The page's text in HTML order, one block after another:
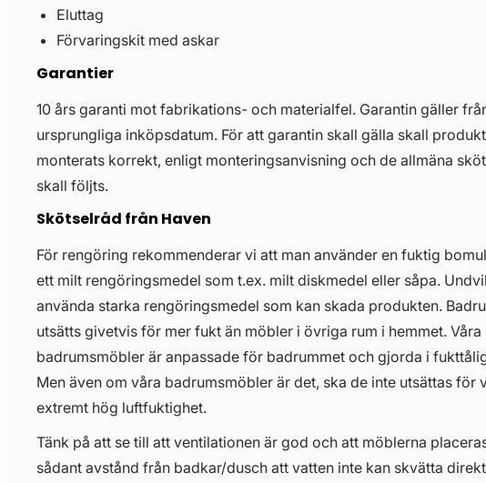
Eluttag
Förvaringskit med askar
Garantier
10 års garanti mot fabrikations- och materialfel. Garantin gäller
ursprungliga inköpsdatum. För att garantin skall gälla skall
monterats korrekt, enligt monteringsanvisning och de allmäna
skall följts.
Skötselråd från Haven
För rengöring rekommenderar vi att man använder en fuktig
ett milt rengöringsmedel som t.ex. milt diskmedel eller såpa.
använda starka rengöringsmedel som kan skada produkten.
utsätts givetvis för mer fukt än möbler i övriga rum i hemmet. Våra
badrumsmöbler är anpassade för badrummet och gjorda i
Men även om våra badrumsmöbler är det, ska de inte utsättas för
extremt hög luftfuktighet.
Tänk på att se till att ventilationen är god och att möblerna
sådant avstånd från badkar/dusch att vatten inte kan skvätta